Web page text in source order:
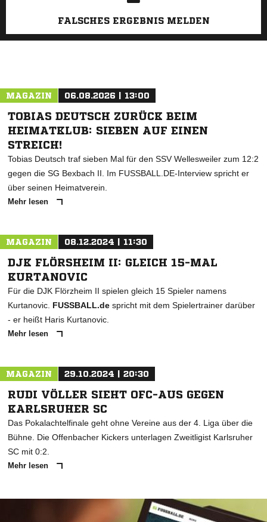
FALSCHES ERGEBNIS MELDEN
MAGAZIN 06.08.2026 | 13:00
TOBIAS DEUTSCH ZURÜCK BEIM
HEIMATKLUB: SIEBEN AUF EINEN
STREICH!
Tobias Deutsch traf sieben Mal für den SSV Wellesweiler zum 12:2
gegen die SG Bexbach II. Im FUSSBALL.DE-Interview spricht er
über seinen Heimatverein.
Mehr lesen
MAGAZIN 08.12.2024 | 11:30
DJK FLÖRSHEIM II: GLEICH 15-MAL
KURTANOVIC
Für die DJK Flörzheim II spielen gleich 15 Spieler namens
Kurtanovic. FUSSBALL.de spricht mit dem Spielertrainer darüber
- er heißt Haris Kurtanovic.
Mehr lesen
MAGAZIN 29.10.2024 | 20:30
RUDI VÖLLER SIEHT OFC-AUS GEGEN
KARLSRUHER SC
Das Pokalachtelfinale geht ohne Vereine aus der 4. Liga über die
Bühne. Die Offenbacher Kickers unterlagen Zweitligist Karlsruher
SC mit 0:2.
Mehr lesen